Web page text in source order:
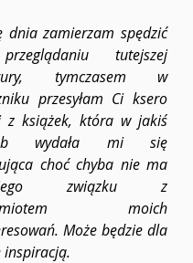
dnia zamierzam spędzić
tutejszej
tymczasem w
przesyłam Ci ksero
z książek, która w jakiś
wydała mi się
choć chyba nie ma
związku z
moich
Może będzie dla
inspiracją.